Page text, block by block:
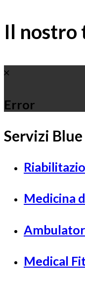
Il nostro
Error
Servizi
Medicina
Medical